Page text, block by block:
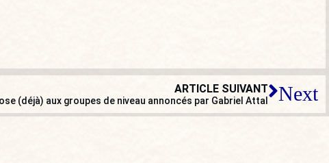
ARTICLE SUIVANT
(déjà) aux groupes de niveau annoncés par Gabriel Attal Next